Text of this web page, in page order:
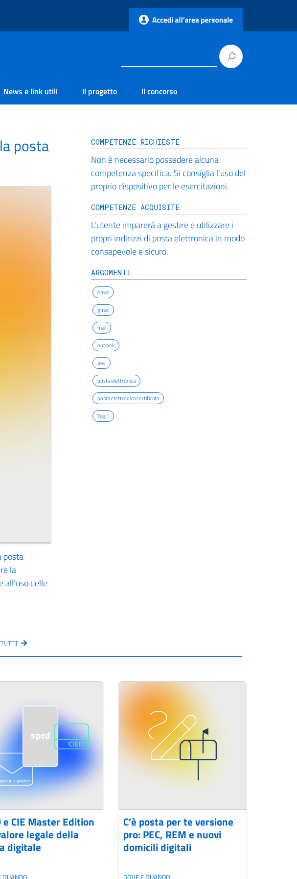
News e link utili Il progetto Il concorso
posta
posta
la
delle
COMPETENZE RICHIESTE
Non è necessario possedere alcuna
competenza specifica. Si consiglia l’uso del
proprio dispositivo per le esercitazioni.
COMPETENZE ACQUISITE
L’utente imparerà a gestire e utilizzare i
propri indirizzi di posta elettronica in modo
consapevole e sicuro.
ARGOMENTI
email
gmail
mail
outlook
pec
posta elettronica
posta elettronica certificata
Tag 1
e CIE Master Edition
legale della
digitale
C’è posta per te versione
pro: PEC, REM e nuovi
domicili digitali